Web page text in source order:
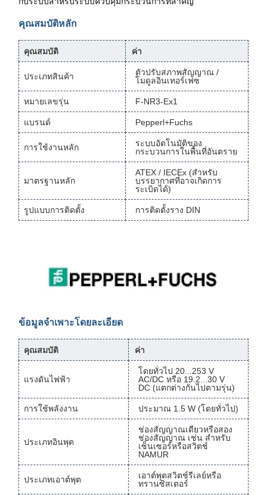
คุณสมบัติหลัก
คุณสมบัติ ค่า
ประเภทสินค้า
ตัวปรับสภาพสัญญาณ /
โมดูลอินเทอร์เฟซ
หมายเลขรุ่น F-NR3-Ex1
แบรนด์ Pepperl+Fuchs
การใช้งานหลัก
ระบบอัตโนมัติของ
กระบวนการในพื้นที่อันตราย
มาตรฐานหลัก
ATEX / IECEx (สำหรับ
บรรยากาศที่อาจเกิดการ
ระเบิดได้)
รูปแบบการติดตั้ง การติดตั้งราง DIN
ข้อมูลจำเพาะโดยละเอียด
คุณสมบัติ ค่า
แรงดันไฟฟ้า
โดยทั่วไป 20...253 V
AC/DC หรือ 19.2...30 V
DC (แตกต่างกันไปตามรุ่น)
การใช้พลังงาน ประมาณ 1.5 W (โดยทั่วไป)
ประเภทอินพุต
ช่องสัญญาณเดียวหรือสอง
ช่องสัญญาณ เช่น สำหรับ
เซ็นเซอร์หรือสวิตช์
NAMUR
ประเภทเอาต์พุต
เอาต์พุตสวิตช์รีเลย์หรือ
ทรานซิสเตอร์